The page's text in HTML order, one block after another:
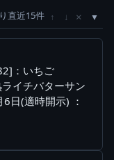
直近15件 ↑ ↓ ×
：いちご
イチバターサン
日(適時開示) ：